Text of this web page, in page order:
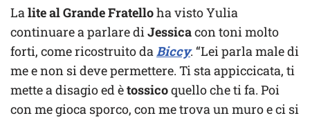
La lite al Grande Fratelloha visto Yulia
continuare a parlare di Jessicacon toni molto
forti, come ricostruito da Biccy. “Lei parla male di
me e non si deve permettere. Ti sta appiccicata, ti
mette a disagio ed ètossicoquello che ti fa. Poi
con me gioca sporco, con me trova un muro e ci si